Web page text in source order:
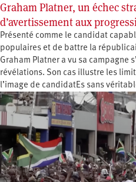
Graham Platner, un échec
d’avertissement aux
Présenté comme le candidat
populaires et de battre la
Graham Platner a vu sa campagne
révélations. Son cas illustre les
l’image de candidatEs sans